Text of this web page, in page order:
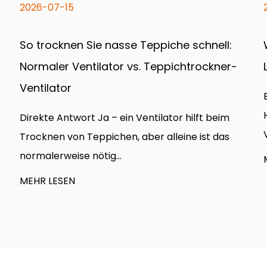
2026-07-08
Was ist ein Air Mover? Ein vollständiger
Leitfaden für Air Mover und Flat Designs
Ein Luftbeweger ist ein motorbetriebener
Hochgeschwindigkeitsventilator, der die
Verdunstung von nassen Ob...
MEHR LESEN
Ein